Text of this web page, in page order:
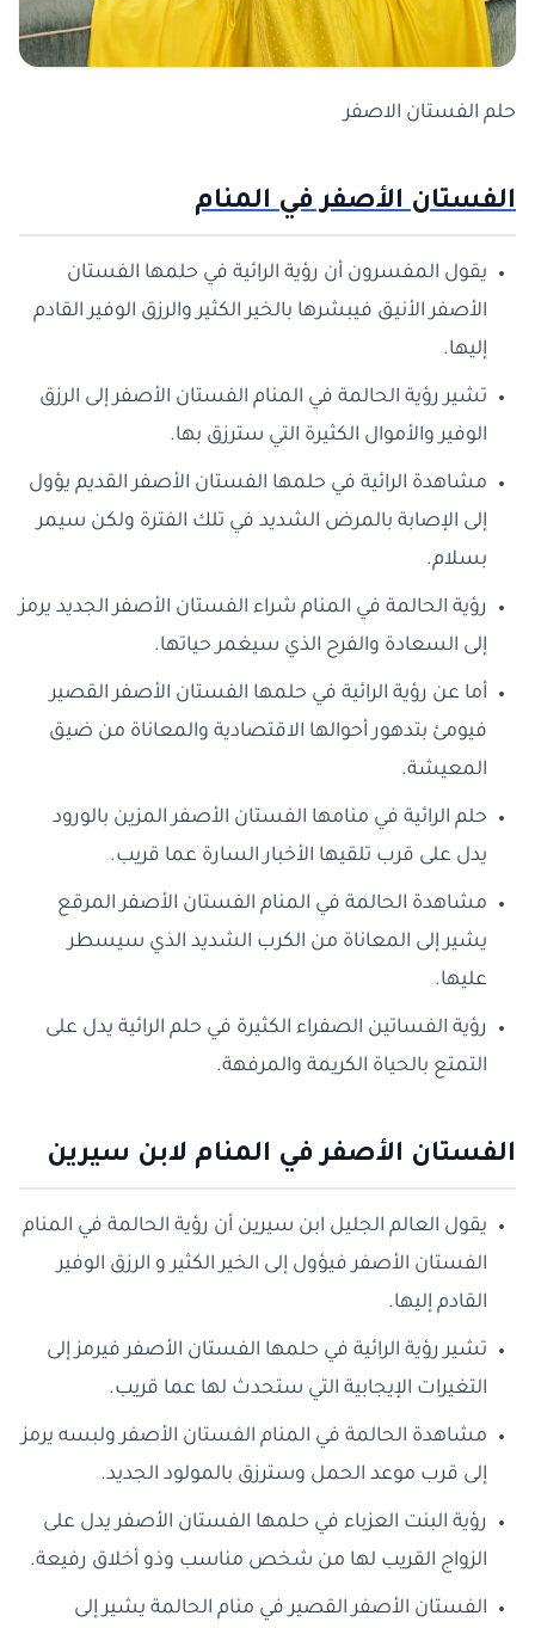
حلم الفستان الاصفر
الفستان الأصفر في المنام
يقول المفسرون أن رؤية الرائية في حلمها الفستان
الأصفر الأنيق فيبشرها بالخير الكثير والرزق الوفير القادم
إليها.
تشير رؤية الحالمة في المنام الفستان الأصفر إلى الرزق
الوفير والأموال الكثيرة التي سترزق بها.
مشاهدة الرائية في حلمها الفستان الأصفر القديم يؤول
إلى الإصابة بالمرض الشديد في تلك الفترة ولكن سيمر
بسلام.
رؤية الحالمة في المنام شراء الفستان الأصفر الجديد يرمز
إلى السعادة والفرح الذي سيغمر حياتها.
أما عن رؤية الرائية في حلمها الفستان الأصفر القصير
فيومئ بتدهور أحوالها الاقتصادية والمعاناة من ضيق
المعيشة.
حلم الرائية في منامها الفستان الأصفر المزين بالورود
يدل على قرب تلقيها الأخبار السارة عما قريب.
مشاهدة الحالمة في المنام الفستان الأصفر المرقع
يشير إلى المعاناة من الكرب الشديد الذي سيسطر
عليها.
رؤية الفساتين الصفراء الكثيرة في حلم الرائية يدل على
التمتع بالحياة الكريمة والمرفهة.
الفستان الأصفر في المنام لابن سيرين
يقول العالم الجليل ابن سيرين أن رؤية الحالمة في المنام
الفستان الأصفر فيؤول إلى الخير الكثير و الرزق الوفير
القادم إليها.
تشير رؤية الرائية في حلمها الفستان الأصفر فيرمز إلى
التغيرات الإيجابية التي ستحدث لها عما قريب.
مشاهدة الحالمة في المنام الفستان الأصفر ولبسه يرمز
إلى قرب موعد الحمل وسترزق بالمولود الجديد.
رؤية البنت العزباء في حلمها الفستان الأصفر يدل على
الزواج القريب لها من شخص مناسب وذو أخلاق رفيعة.
الفستان الأصفر القصير في منام الحالمة يشير إلى